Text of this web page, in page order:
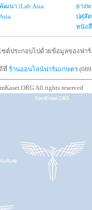
ฒนา iLab.Asia
ยางพ
ปศุสั
หนัง
ซต์ประกอบไปด้วยข้อมูลของฟา
ที่ ร้านออนไลน์ฟาร์มเกษตร
All rights reserved